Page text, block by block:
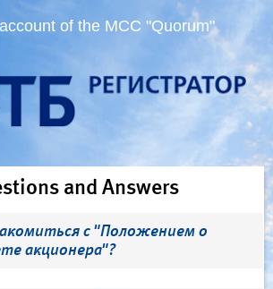
of the MCC "Quorum"
and Answers
с "Положением о
акционера"?